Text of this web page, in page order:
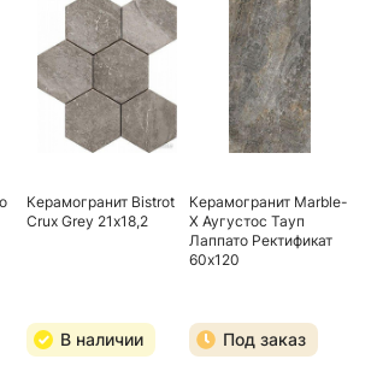
Керамогранит Bistrot
Crux Grey 21х18,2
В наличии
Керамогранит Marble-
X Аугустос Тауп
Лаппато Ректификат
60х120
Под заказ